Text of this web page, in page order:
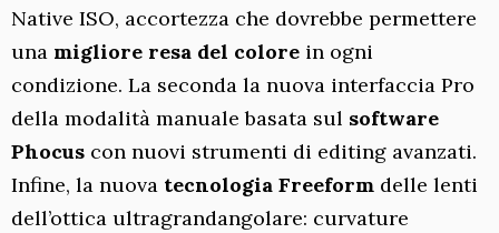
Native ISO, accortezza che dovrebbe permettere
una migliore resa del colore in ogni
condizione. La seconda la nuova interfaccia Pro
della modalità manuale basata sul software
Phocus con nuovi strumenti di editing avanzati.
Infine, la nuova tecnologia Freeform delle lenti
dell’ottica ultragrandangolare: curvature